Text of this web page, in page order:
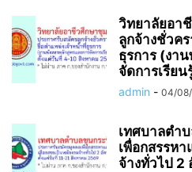
วิทยาลัยอา
ลูกจ้างชั่วค
ธุรการ (งา
จัดการเรียน
admin - 04/
เทศบาลตำ
เพื่อกสรรห
จ้างทั่วไป 2